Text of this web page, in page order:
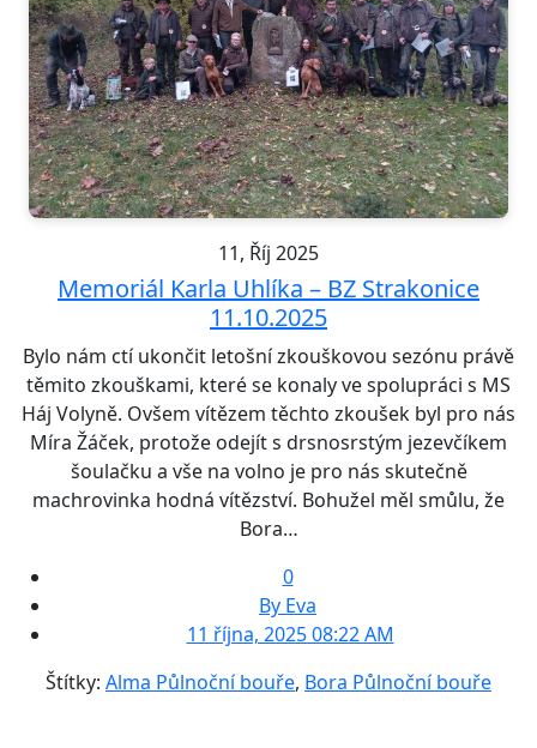
11, Říj 2025
Memoriál Karla Uhlíka – BZ Strakonice
11.10.2025
Bylo nám ctí ukončit letošní zkouškovou sezónu právě
těmito zkouškami, které se konaly ve spolupráci s MS
Háj Volyně. Ovšem vítězem těchto zkoušek byl pro nás
Míra Žáček, protože odejít s drsnosrstým jezevčíkem
šoulačku a vše na volno je pro nás skutečně
machrovinka hodná vítězství. Bohužel měl smůlu, že
Bora…
0
By Eva
11 října, 2025 08:22 AM
Štítky: Alma Půlnoční bouře, Bora Půlnoční bouře